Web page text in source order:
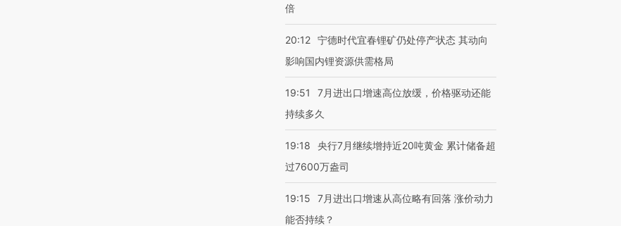
倍
20:12 宁德时代宜春锂矿仍处停产状态 其动向
影响国内锂资源供需格局
19:51
7月进出口增速高位放缓，价格驱动还能
持续多久
19:18
央行7月继续增持近20吨黄金 累计储备超
过7600万盎司
19:15
7月进出口增速从高位略有回落 涨价动力
能否持续？